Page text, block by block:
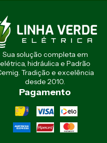
Sua solução completa em
elétrica, hidráulica e Padrão
Tradição e excelência
desde 2010.
Pagamento